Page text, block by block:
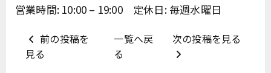
営業時間: 10:00 – 19:00 定休日: 毎週水曜日
前の投稿を
見る
一覧へ戻
る
次の投稿を見る